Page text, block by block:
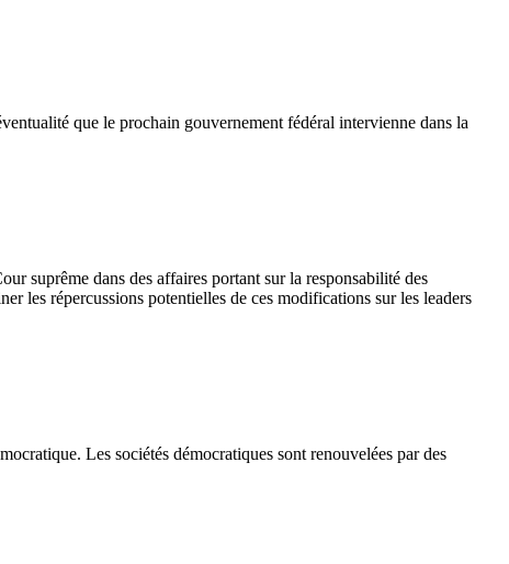
que le prochain gouvernement fédéral intervienne dans la
suprême dans des affaires portant sur la responsabilité des
les répercussions potentielles de ces modifications sur les leaders
Les sociétés démocratiques sont renouvelées par des